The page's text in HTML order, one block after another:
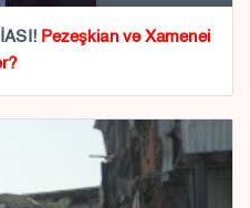
Pezeşkian və Xamenei